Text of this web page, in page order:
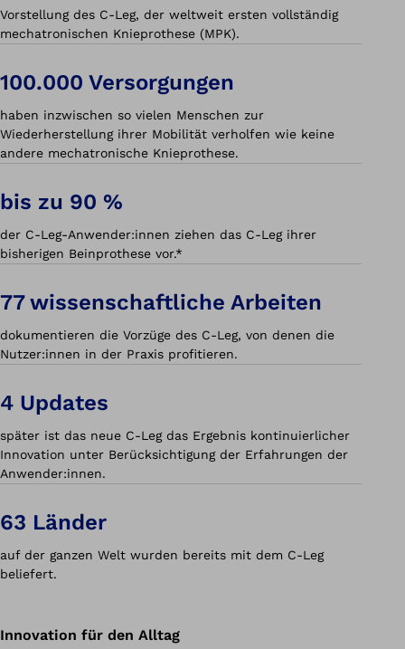
Vorstellung des C-Leg, der weltweit ersten vollständig
mechatronischen Knieprothese (MPK).
100.000 Versorgungen
haben inzwischen so vielen Menschen zur
Wiederherstellung ihrer Mobilität verholfen wie keine
andere mechatronische Knieprothese.
bis zu 90 %
der C-Leg-Anwender:innen ziehen das C-Leg ihrer
bisherigen Beinprothese vor.*
77 wissenschaftliche Arbeiten
dokumentieren die Vorzüge des C-Leg, von denen die
Nutzer:innen in der Praxis profitieren.
4 Updates
später ist das neue C-Leg das Ergebnis kontinuierlicher
Innovation unter Berücksichtigung der Erfahrungen der
Anwender:innen.
63 Länder
auf der ganzen Welt wurden bereits mit dem C-Leg
beliefert.
Innovation für den Alltag